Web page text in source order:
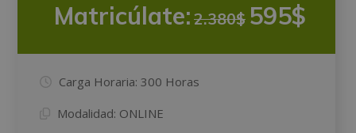
Matricúlate:2.380$ 595$
Carga Horaria: 300 Horas
Modalidad: ONLINE